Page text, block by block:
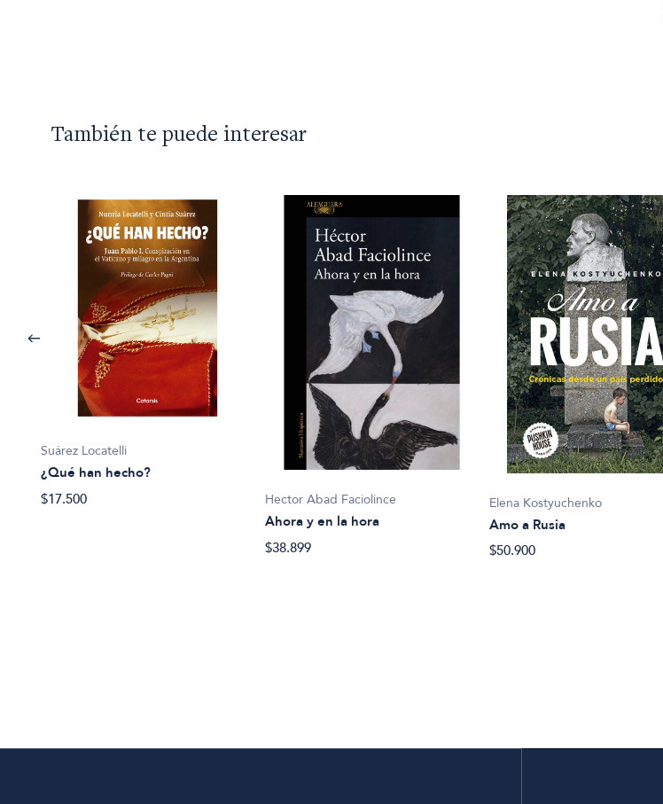
También te puede interesar
Suárez Locatelli
¿Qué han hecho?
$17.500
Hector Abad Faciolince
Ahora y en la hora
$38.899
Elena Kostyuchenko
Amo a Rusia
$50.900